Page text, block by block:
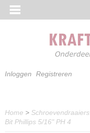
Inloggen Registreren
Home > Schroevendraaiers
Bit Phillips 5/16" PH 4